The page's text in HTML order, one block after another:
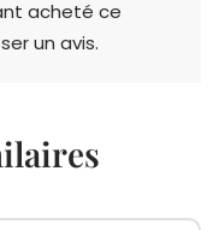
acheté ce
un avis.